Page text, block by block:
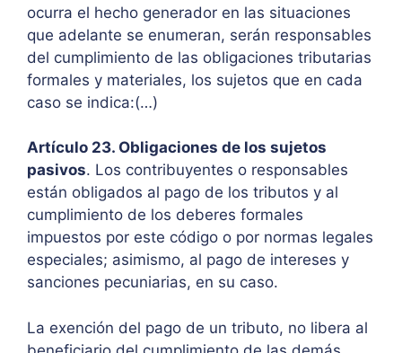
ocurra el hecho generador en las situaciones
que adelante se enumeran, serán responsables
del cumplimiento de las obligaciones tributarias
formales y materiales, los sujetos que en cada
caso se indica:(…)
Artículo 23. Obligaciones de los sujetos
pasivos. Los contribuyentes o responsables
están obligados al pago de los tributos y al
cumplimiento de los deberes formales
impuestos por este código o por normas legales
especiales; asimismo, al pago de intereses y
sanciones pecuniarias, en su caso.
La exención del pago de un tributo, no libera al